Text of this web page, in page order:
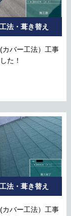
法・葺き替え
カバー工法）工事
た！
法・葺き替え
カバー工法）工事